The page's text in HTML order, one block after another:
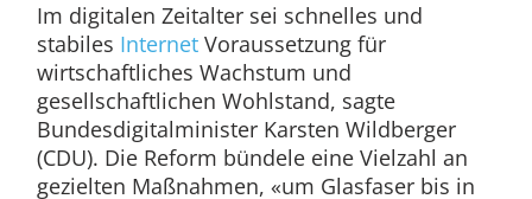
Im digitalen Zeitalter sei schnelles und
stabiles InternetVoraussetzung für
wirtschaftliches Wachstum und
gesellschaftlichen Wohlstand, sagte
Bundesdigitalminister Karsten Wildberger
(CDU). Die Reform bündele eine Vielzahl an
gezielten Maßnahmen, «um Glasfaser bis in